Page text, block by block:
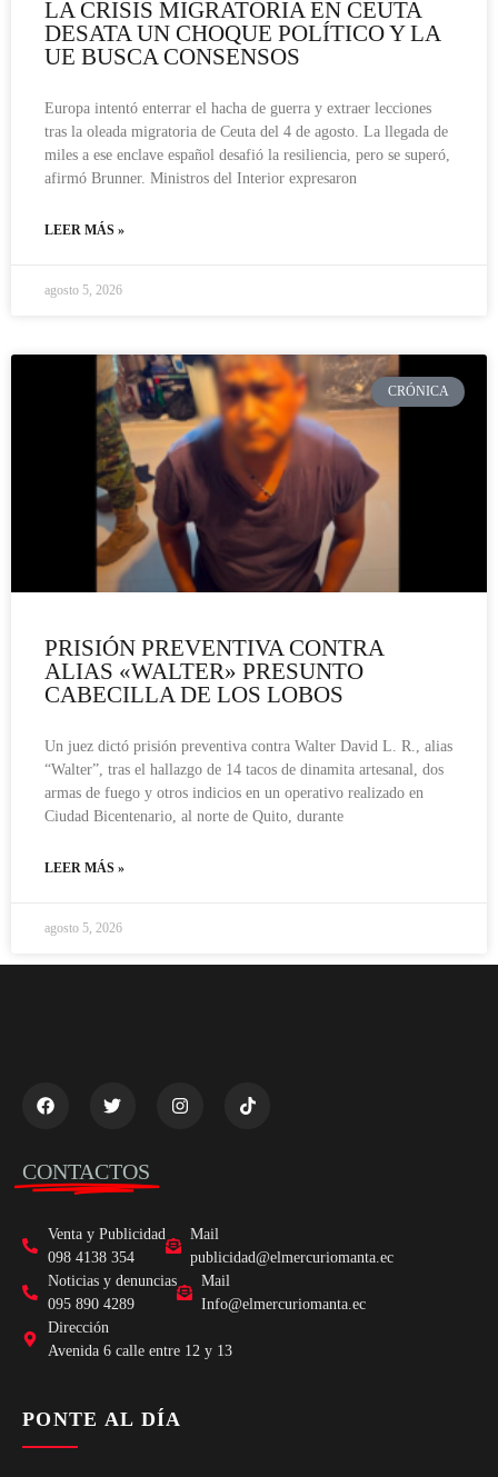
LA CRISIS MIGRATORIA EN CEUTA
DESATA UN CHOQUE POLÍTICO Y LA
UE BUSCA CONSENSOS
Europa intentó enterrar el hacha de guerra y extraer lecciones
tras la oleada migratoria de Ceuta del 4 de agosto. La llegada de
miles a ese enclave español desafió la resiliencia, pero se superó,
afirmó Brunner. Ministros del Interior expresaron
LEER MÁS »
agosto 5, 2026
CRÓNICA
PRISIÓN PREVENTIVA CONTRA
ALIAS «WALTER» PRESUNTO
CABECILLA DE LOS LOBOS
Un juez dictó prisión preventiva contra Walter David L. R., alias
“Walter”, tras el hallazgo de 14 tacos de dinamita artesanal, dos
armas de fuego y otros indicios en un operativo realizado en
Ciudad Bicentenario, al norte de Quito, durante
LEER MÁS »
agosto 5, 2026
CONTACTOS
Venta y Publicidad
098 4138 354
Mail
publicidad@elmercuriomanta.ec
Noticias y denuncias
095 890 4289
Mail
Info@elmercuriomanta.ec
Dirección
Avenida 6 calle entre 12 y 13
PONTE AL DÍA